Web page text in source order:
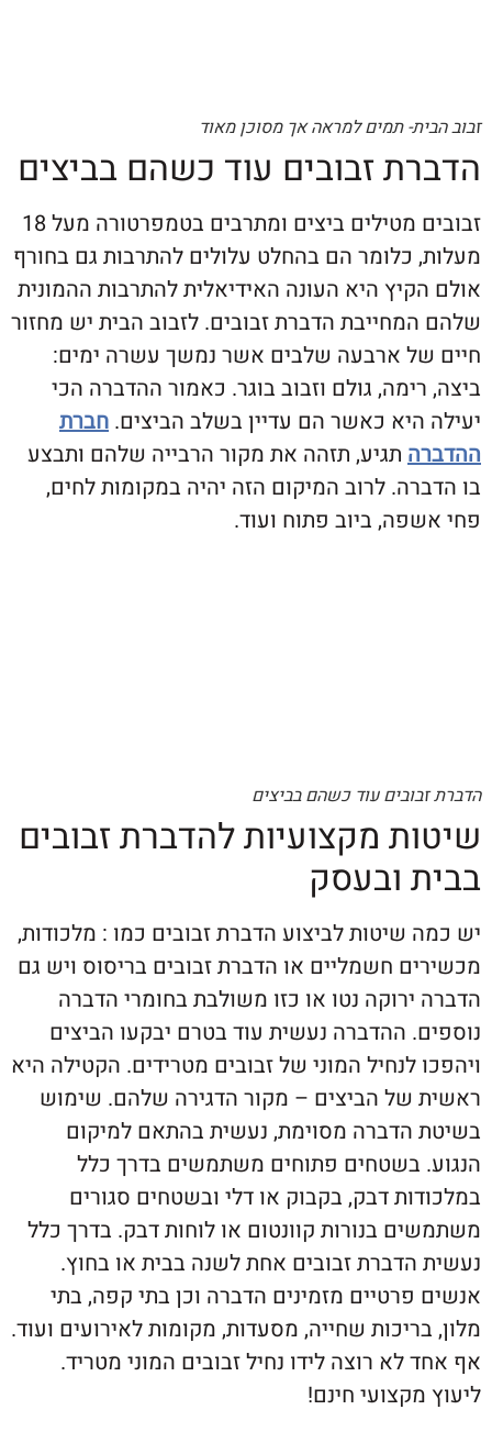
תמים למראה אך מסוכן מאוד
זבובים עוד כשהם בביצים
זבובים מטילים ביצים ומתרבים בטמפרטורה מעל 18
כלומר הם בהחלט עלולים להתרבות גם בחורף
היא העונה האידיאלית להתרבות ההמונית
הדברת זבובים. לזבוב הבית יש מחזור
ארבעה שלבים אשר נמשך עשרה ימים:
גולם וזבוב בוגר. כאמור ההדברה הכי
כאשר הם עדיין בשלב הביצים.חברת
תגיע, תזהה את מקור הרבייה שלהם ותבצע
לרוב המיקום הזה יהיה במקומות לחים,
ביוב פתוח ועוד.
עוד כשהם בביצים
מקצועיות להדברת זבובים
ובעסק
לביצוע הדברת זבובים כמו : מלכודות,
חשמליים או הדברת זבובים בריסוס ויש גם
נטו או כזו משולבת בחומרי הדברה
ההדברה נעשית עוד בטרם יבקעו הביצים
לנחיל המוני של זבובים מטרידים. הקטילה היא
הביצים – מקור הדגירה שלהם. שימוש
מסוימת, נעשית בהתאם למיקום
בשטחים פתוחים משתמשים בדרך כלל
דבק, בקבוק או דלי ובשטחים סגורים
בנורות קוונטום או לוחות דבק. בדרך כלל
זבובים אחת לשנה בבית או בחוץ.
מזמינים הדברה וכן בתי קפה, בתי
שחייה, מסעדות, מקומות לאירועים ועוד.
רוצה לידו נחיל זבובים המוני מטריד.
חינם!